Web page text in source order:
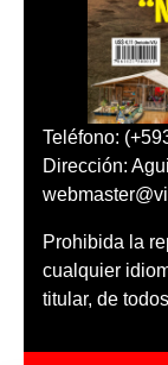
Teléfono:
Dirección:
Prohibida la
cualquier
titular, de